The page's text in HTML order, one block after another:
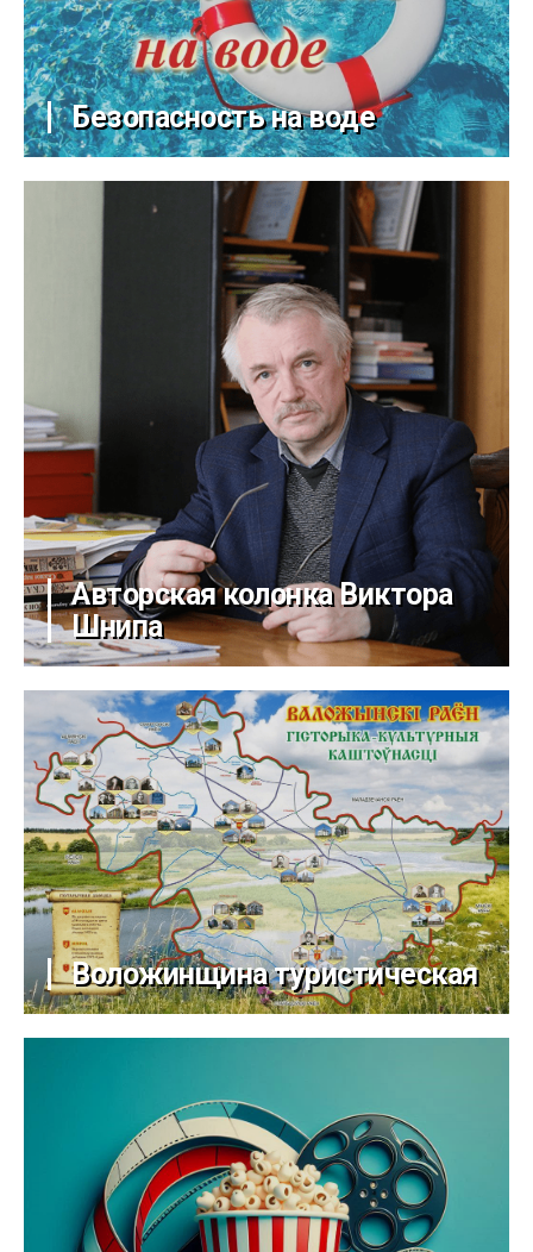
Безопасность на воде
Авторская колонка Виктора
Шнипа
Воложинщина туристическая